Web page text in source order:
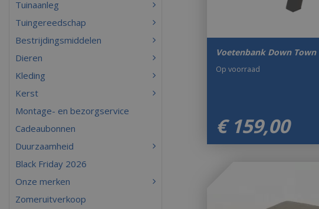
Voetenbank Down Town
€ 159,00
Op voorraad
Tuinaanleg
Tuingereedschap
Bestrijdingsmiddelen
Dieren
Kleding
Kerst
Montage- en bezorgservice
Cadeaubonnen
Duurzaamheid
Black Friday 2026
Onze merken
Zomeruitverkoop